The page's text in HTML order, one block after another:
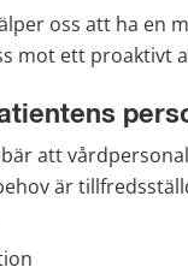
oss att ha en
mot ett proaktivt
att vårdpersonal
är